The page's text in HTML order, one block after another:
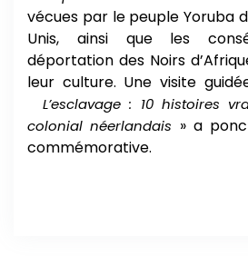
vécues par le peuple Yoruba
Unis, ainsi que les
déportation des Noirs
leur culture. Une visite
L’esclavage : 10 histoires
colonial néerlandais » a
commémorative.